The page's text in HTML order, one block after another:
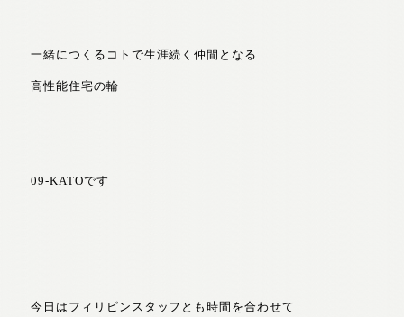
一緒につくるコトで生涯続く仲間となる
高性能住宅の輪
09-KATOです
今日はフィリピンスタッフとも時間を合わせて